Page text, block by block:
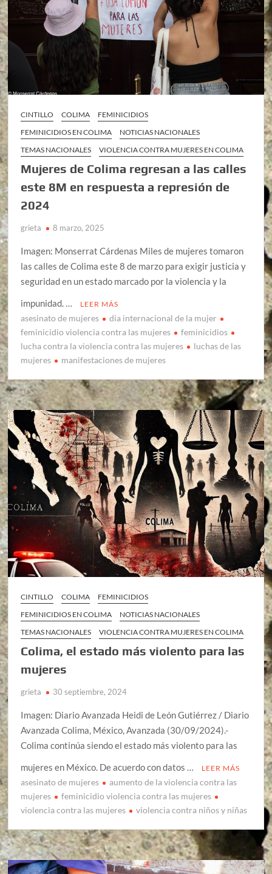
CINTILLO COLIMA
FEMINICIDIOS
FEMINICIDIOS EN COLIMA
NOTICIAS NACIONALES
TEMAS NACIONALES
VIOLENCIA CONTRA MUJERES EN COLIMA
Mujeres de Colima regresan a las calles
este 8M en respuesta a represión de
2024
grieta 8 marzo, 2025
Imagen: Monserrat Cárdenas Miles de mujeres tomaron
las calles de Colima este 8 de marzo para exigir justicia y
seguridad en un estado marcado por la violencia y la
impunidad. …
LEER MÁS
asesinato de mujeres
dia internacional de la mujer
feminicidio violencia contra las mujeres
feminicidios
lucha contra la violencia contra las mujeres
luchas de las
mujeres
manifestaciones de mujeres
CINTILLO COLIMA
FEMINICIDIOS
FEMINICIDIOS EN COLIMA
NOTICIAS NACIONALES
TEMAS NACIONALES
VIOLENCIA CONTRA MUJERES EN COLIMA
Colima, el estado más violento para las
mujeres
grieta 30 septiembre, 2024
Imagen: Diario Avanzada Heidi de León Gutiérrez / Diario
Avanzada Colima, México, Avanzada (30/09/2024).-
Colima continúa siendo el estado más violento para las
mujeres en México. De acuerdo con datos …
LEER MÁS
asesinato de mujeres
aumento de la violencia contra las
mujeres
feminicidio violencia contra las mujeres
violencia contra las mujeres
violencia contra niños y niñas